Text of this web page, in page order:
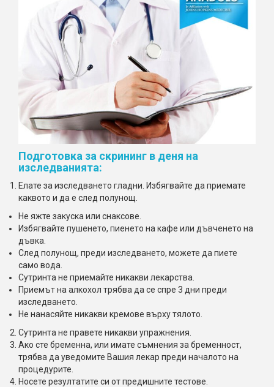
Подготовка за скрининг в деня на
изследванията:
Елате за изследването гладни. Избягвайте да приемате
каквото и да е след полунощ.
Не яжте закуска или снаксове.
Избягвайте пушенето, пиенето на кафе или дъвченето на
дъвка.
След полунощ, преди изследването, можете да пиете
само вода.
Сутринта не приемайте никакви лекарства.
Приемът на алкохол трябва да се спре 3 дни преди
изследването.
Не нанасяйте никакви кремове върху тялото.
Сутринта не правете никакви упражнения.
Ако сте бременна, или имате съмнения за бременност,
трябва да уведомите Вашия лекар преди началото на
процедурите.
Носете резултатите си от предишните тестове.